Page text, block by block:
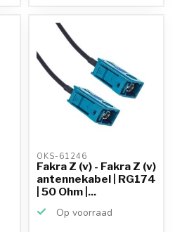
OKS-61246
Fakra Z (v) - Fakra Z (v)
antennekabel | RG174
| 50 Ohm |...
Op voorraad